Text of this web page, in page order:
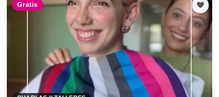
Gratis